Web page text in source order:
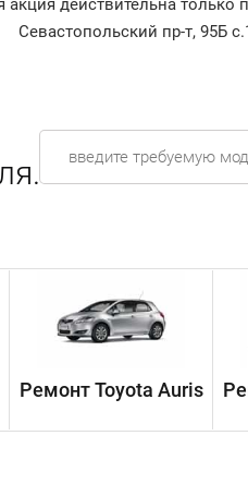
акция действительна только
Севастопольский пр-т, 95Б
Ремонт Toyota Auris